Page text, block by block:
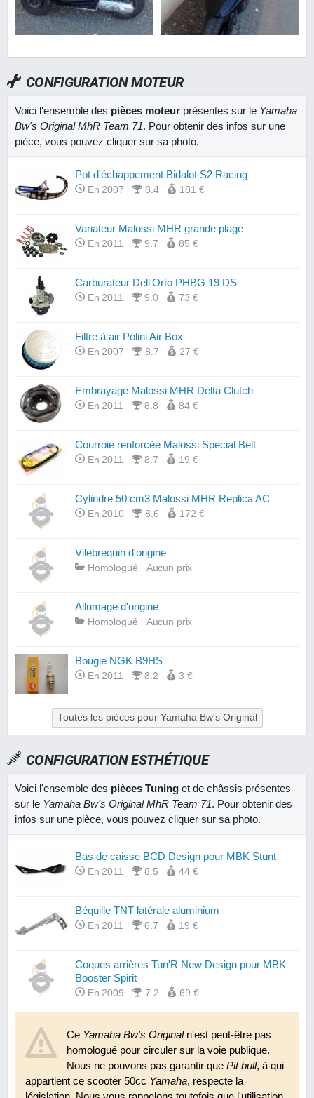
CONFIGURATION MOTEUR
Voici l'ensemble des pièces moteur présentes sur le Yamaha
Bw's Original MhR Team 71. Pour obtenir des infos sur une
pièce, vous pouvez cliquer sur sa photo.
Pot d'échappement Bidalot S2 Racing
En 2007 8.4 181 €
Variateur Malossi MHR grande plage
En 2011 9.7 85 €
Carburateur Dell'Orto PHBG 19 DS
En 2011 9.0 73 €
Filtre à air Polini Air Box
En 2007 8.7 27 €
Embrayage Malossi MHR Delta Clutch
En 2011 8.8 84 €
Courroie renforcée Malossi Special Belt
En 2011 8.7 19 €
Cylindre 50 cm3 Malossi MHR Replica AC
En 2010 8.6 172 €
Vilebrequin d'origine
Homologué Aucun prix
Allumage d'origine
Homologué Aucun prix
Bougie NGK B9HS
En 2011 8.2 3 €
Toutes les pièces pour Yamaha Bw's Original
CONFIGURATION ESTHÉTIQUE
Voici l'ensemble des pièces Tuning et de châssis présentes
sur le Yamaha Bw's Original MhR Team 71. Pour obtenir des
infos sur une pièce, vous pouvez cliquer sur sa photo.
Bas de caisse BCD Design pour MBK Stunt
En 2011 8.5 44 €
Béquille TNT latérale aluminium
En 2011 6.7 19 €
Coques arrières Tun'R New Design pour MBK
Booster Spirit
En 2009 7.2 69 €
MBK Booster Spirit
En 2011 8.7 103 €
Feu arrière TNT Lexus Black pour MBK Booster
Spirit
Ce Yamaha Bw's Originaln'est peut-être pas
homologué pour circuler sur la voie publique.
Nous ne pouvons pas garantir quePit bull, à qui
appartient ce scooter 50cc Yamaha, respecte la